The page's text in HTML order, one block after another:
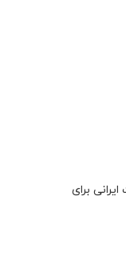
برای